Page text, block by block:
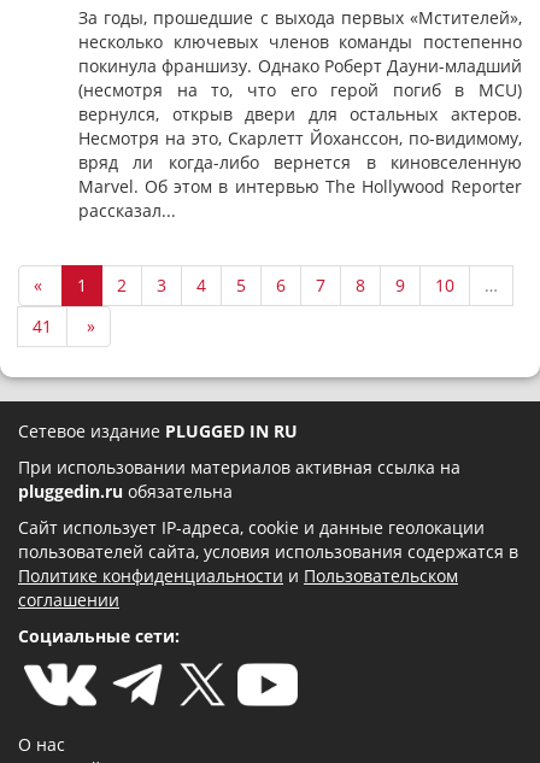
За годы, прошедшие с выхода первых «Мстителей»,
несколько ключевых членов команды постепенно
покинула франшизу. Однако Роберт Дауни-младший
(несмотря на то, что его герой погиб в MCU)
вернулся, открыв двери для остальных актеров.
Несмотря на это, Скарлетт Йоханссон, по-видимому,
вряд ли когда-либо вернется в киновселенную
Marvel. Об этом в интервью The Hollywood Reporter
рассказал...
« 1 2 3 4 5 6 7 8 9 10
…
41
»
Сетевое издание PLUGGED IN RU
При использовании материалов активная ссылка на
pluggedin.ru обязательна
Сайт использует IP-адреса, cookie и данные геолокации
пользователей сайта, условия использования содержатся в
Политике конфиденциальности и Пользовательском
соглашении
Социальные сети:
О нас